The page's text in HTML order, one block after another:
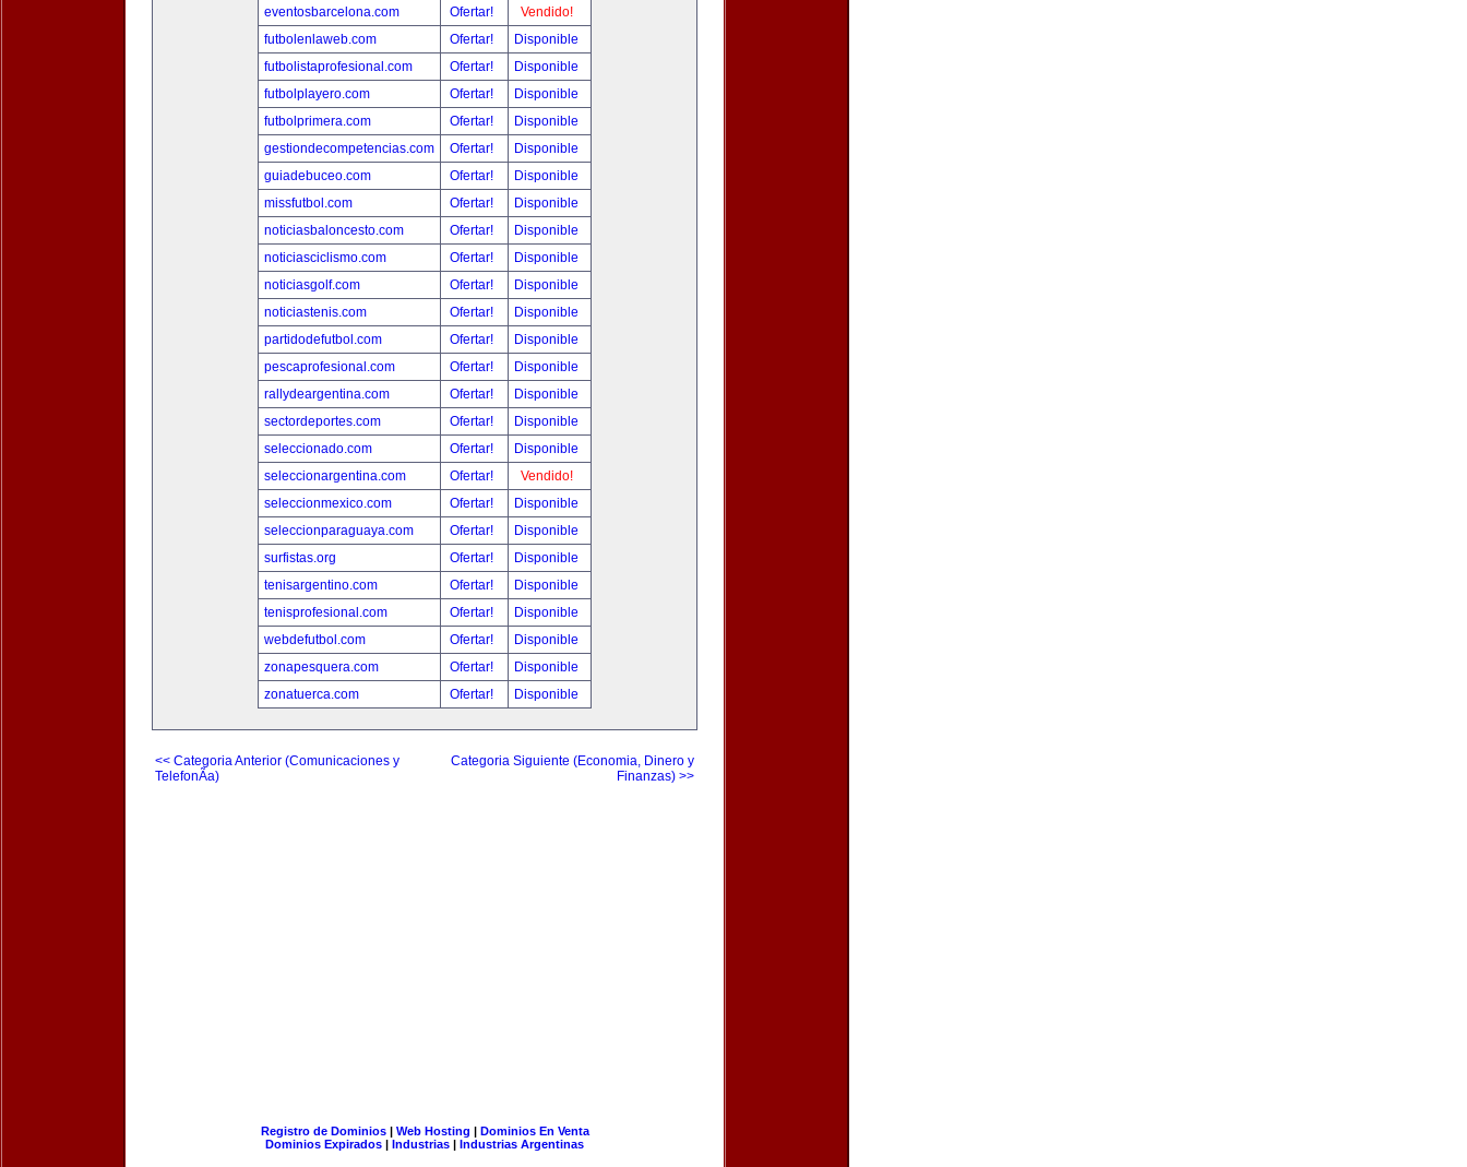
eventosbarcelona.com
Ofertar!
Vendido!
futbolenlaweb.com
Ofertar!
Disponible
futbolistaprofesional.com
Ofertar!
Disponible
futbolplayero.com
Ofertar!
Disponible
futbolprimera.com
Ofertar!
Disponible
gestiondecompetencias.com
Ofertar!
Disponible
guiadebuceo.com
Ofertar!
Disponible
missfutbol.com
Ofertar!
Disponible
noticiasbaloncesto.com
Ofertar!
Disponible
noticiasciclismo.com
Ofertar!
Disponible
noticiasgolf.com
Ofertar!
Disponible
noticiastenis.com
Ofertar!
Disponible
partidodefutbol.com
Ofertar!
Disponible
pescaprofesional.com
Ofertar!
Disponible
rallydeargentina.com
Ofertar!
Disponible
sectordeportes.com
Ofertar!
Disponible
seleccionado.com
Ofertar!
Disponible
seleccionargentina.com
Ofertar!
Vendido!
seleccionmexico.com
Ofertar!
Disponible
seleccionparaguaya.com
Ofertar!
Disponible
surfistas.org
Ofertar!
Disponible
tenisargentino.com
Ofertar!
Disponible
tenisprofesional.com
Ofertar!
Disponible
webdefutbol.com
Ofertar!
Disponible
zonapesquera.com
Ofertar!
Disponible
zonatuerca.com
Ofertar! Disponible
<< Categoria Anterior (Comunicaciones y
TelefonÃ­a)
Categoria Siguiente (Economia, Dinero y
Finanzas) >>
Registro de Dominios| Web Hosting | Dominios En Venta
Dominios Expirados | Industrias | Industrias Argentinas